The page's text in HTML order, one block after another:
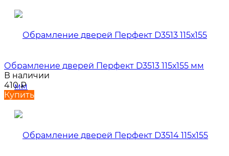
Обрамление дверей Перфект D3513 115х155 мм
В наличии
410₽
Купить